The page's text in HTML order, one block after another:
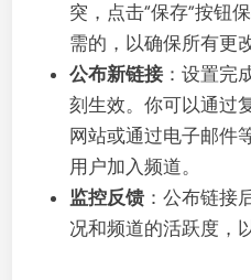
突，点击“保存”按钮
需的，以确保所有更
公布新链接 ：设置完
刻生效。你可以通过
网站或通过电子邮件
用户加入频道。
监控反馈：公布链接
况和频道的活跃度，